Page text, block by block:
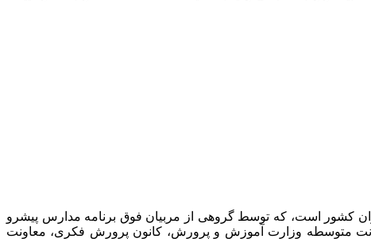
کشور است، که توسط گروهی از مربیان فوق برنامه مدارس پیشرو
متوسطه وزارت آموزش و پرورش، کانون پرورش فکری، معاونت